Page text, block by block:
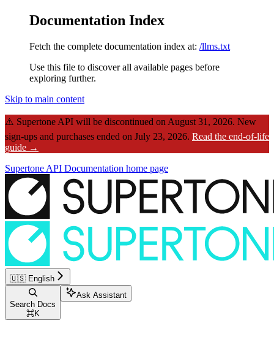
Documentation Index
Fetch the complete documentation index at: /llms.txt
Use this file to discover all available pages before
exploring further.
Skip to main content
⚠️ Supertone API will be discontinued on August 31, 2026. New
sign-ups and purchases ended on July 23, 2026. Read the end-of-life
guide →
Supertone API Documentation home page
🇺🇸 English
Search Docs
⌘K
Ask Assistant